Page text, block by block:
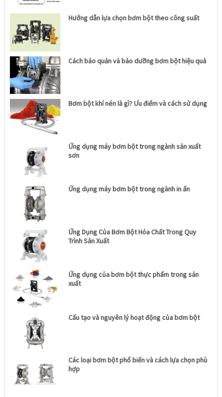
Hướng dẫn lựa chọn bơm bột theo công suất
Cách bảo quản và bảo dưỡng bơm bột hiệu quả
Bơm bột khí nén là gì? Ưu điểm và cách sử dụng
Ứng dụng máy bơm bột trong ngành sản xuất
sơn
Ứng dụng máy bơm bột trong ngành in ấn
Ứng Dụng Của Bơm Bột Hóa Chất Trong Quy
Trình Sản Xuất
Ứng dụng của bơm bột thực phẩm trong sản
xuất
Cấu tạo và nguyên lý hoạt động của bơm bột
Các loại bơm bột phổ biến và cách lựa chọn phù
hợp